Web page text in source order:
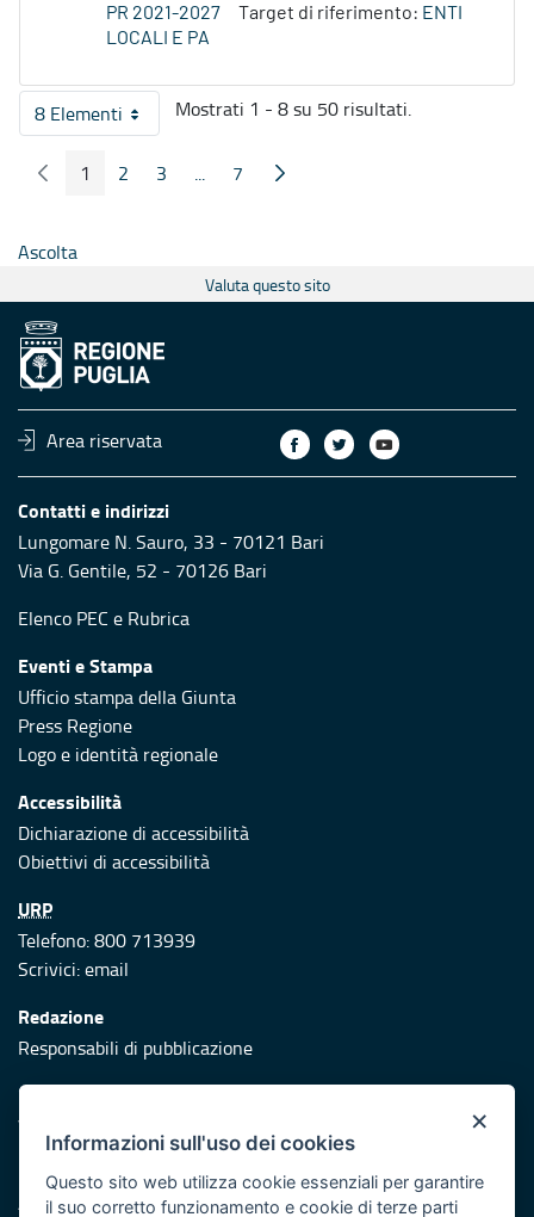
PR 2021-2027
Target di riferimento: ENTI
LOCALI E PA
8 ElementiPer pagina
Mostrati 1 - 8 su 50 risultati.
Pagina Precedente
Pagina
1 Pagina
2 Pagina
3 ...
Pagine intermedie
Pagina
7 Pagina Seguente
Ascolta
Valuta questo sito
Area riservata
Contatti e indirizzi
Lungomare N. Sauro, 33 - 70121 Bari
Via G. Gentile, 52 - 70126 Bari
Elenco PEC e Rubrica
Eventi e Stampa
Ufficio stampa della Giunta
Press Regione
Logo e identità regionale
Accessibilità
Dichiarazione di accessibilità
Obiettivi di accessibilità
URP
Telefono: 800 713939
Scrivici:email
Redazione
Responsabili di pubblicazione
Protezione civile
Vai al sito di Protezione Civile Puglia
Iniziativa finanziata con risorse del POR Puglia 2014/2020 -
Asse XI
×
Informazioni sull'uso dei cookies
Questo sito web utilizza cookie essenziali per garantire
il suo corretto funzionamento e cookie di terze parti